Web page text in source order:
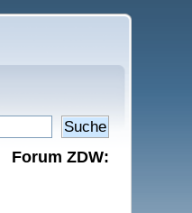
Forum ZDW: